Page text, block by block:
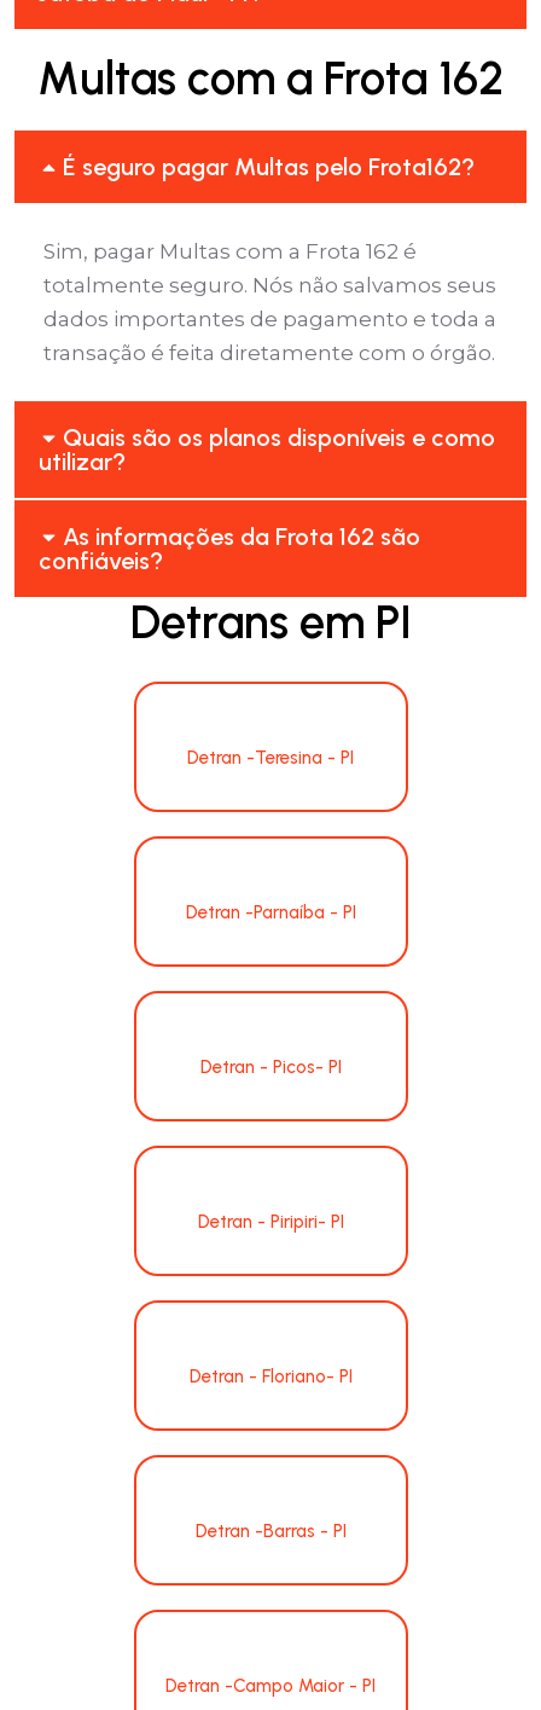
Multas com a Frota 162
É seguro pagar Multas pelo Frota162?
Sim, pagar Multas com a Frota 162 é
totalmente seguro. Nós não salvamos seus
dados importantes de pagamento e toda a
transação é feita diretamente com o órgão.
Quais são os planos disponíveis e como
utilizar?
As informações da Frota 162 são
confiáveis?
Detrans em PI
Detran -Teresina - PI
Detran -Parnaíba - PI
Detran - Picos- PI
Detran - Piripiri- PI
Detran - Floriano- PI
Detran -Barras - PI
Detran -Campo Maior - PI